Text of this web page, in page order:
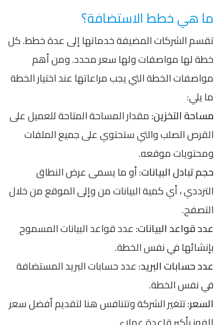
ما هي خطط الاستضافة؟
تقسم الشركات المضيفة خدماتها إلى عدة خطط. كل
خطة لها مواصفات ولها سعر محدد. ومن أهم
مواصفات الخطة التي يجب مراعاتها عند اختيار الخطة
ما يلي:
مساحة التخزين:مقدار المساحة المتاحة للعميل على
القرص الصلب والتي ستحتوي على جميع الملفات
ومحتويات موقعه.
حجم تبادل البيانات: أو ما يسمى عرض النطاق
الترددي ، أي كمية البيانات من وإلى الموقع من خلال
التصفح.
عدد قواعد البيانات:عدد قواعد البيانات المسموح
بإنشائها في نفس الخطة.
عدد حسابات البريد:عدد حسابات البريد المستضافة
في نفس الخطة.
السعر:تتغير الشركة وتتنافس هنا لتقديم أفضل سعر